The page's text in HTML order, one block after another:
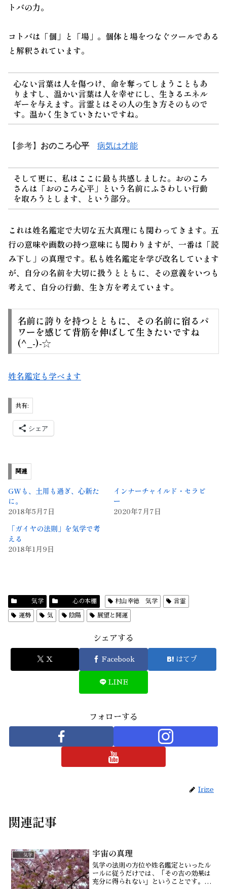
トバの力。
コトバは 「個」と「場」。個体と場をつなぐツールである
と解釈されています。
心ない言葉は人を傷つけ、命を奪ってしまうこともあ
りますし、温かい言葉は人を幸せにし、生きるエネル
ギーを与えます。言霊とはその人の生き方そのもので
す。温かく生きていきたいですね。
【参考】 おのころ心平 病気は才能
そして更に、私はここに最も共感しました。おのころ
さんは 「おのころ心平」という名前にふさわしい行動
を取ろうとします、という部分。
これは姓名鑑定で大切な五大真理にも関わってきます。五
行の意味や画数の持つ意味にも関わりますが、一番は「読
み下し」の真理です。私も姓名鑑定を学び改名しています
が、自分の名前を大切に扱うとともに、その意義をいつも
考えて、自分の行動、生き方を考えています。
名前に誇りを持つとともに、その名前に宿るパ
ワーを感じて背筋を伸ばして生きたいですね
(^_-)-☆
姓名鑑定 も学べます
共有:
シェア
関連
GWも、土用も過ぎ、心新た
に。
2018年5月7日
インナーチャイルド・セラピ
ー
2020年7月7日
「ガイヤの法則」を気学で考
える
2018年1月9日
気学 心の本棚 村山幸徳 気学 言霊
運勢 気 陰陽 展望と開運
シェアする
X Facebook はてブ
LINE
フォローする
Irize
関連記事
気学 宇宙の真理
気学の法則の方位や姓名鑑定といったル
ールに従うだけでは、「その吉の効果は
充分に得られない」ということです。そ